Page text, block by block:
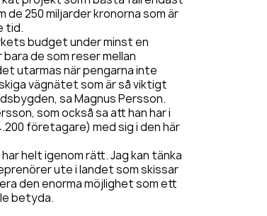
250 miljarder kronorna som är
tid.
budget under minst en
de som reser mellan
utarmas när pengarna inte
vägnätet som är så viktigt
sa Magnus Persson.
som också sa att han har i
företagare) med sig i den här
helt igenom rätt. Jag kan tänka
ute i landet som skissar
den enorma möjlighet som ett
betyda.